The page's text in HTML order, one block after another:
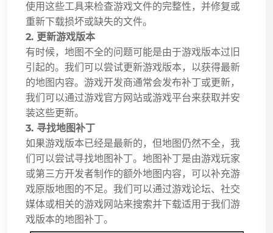
使用这些工具来检查游戏文件的完整性，并修复或
重新下载损坏或缺失的文件。
2. 更新游戏版本
有时候，地图不全的问题可能是由于游戏版本过旧
引起的。我们可以尝试更新游戏版本，以获得最新
的地图内容。游戏开发商通常会发布补丁或更新，
我们可以通过游戏官方网站或游戏平台来获取并安
装这些更新。
3. 寻找地图补丁
如果游戏版本已经是最新的，但地图仍然不全，我
们可以尝试寻找地图补丁。地图补丁是由游戏玩家
或第三方开发者制作的额外地图内容，可以补充游
戏原版地图的不足。我们可以通过游戏论坛、社交
媒体或相关的游戏网站来搜索并下载适用于我们游
戏版本的地图补丁。